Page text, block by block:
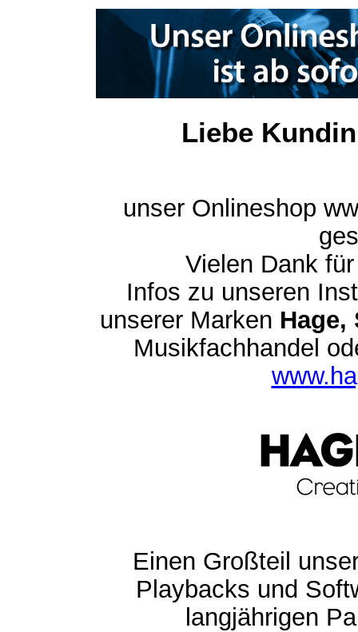
Liebe
unser Onlineshop
Vielen Dank
Infos zu unseren
unserer Marken Hage,
Musikfachhandel
Einen Großteil
Playbacks und
langjährigen